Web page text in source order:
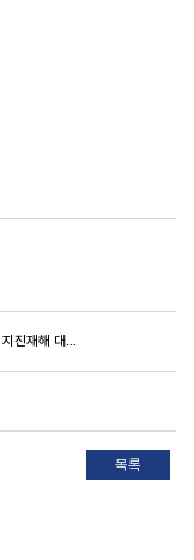
[한국원자력신문] 9/12 경주지진 토론회 '한반도, 지진재해 대비 어디까지 왔나' 개최